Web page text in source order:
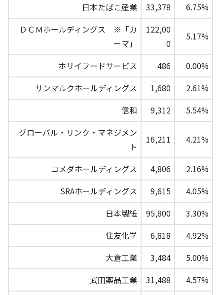
日本たばこ産業
33,378
6.75%
ＤＣＭホールディングス ※「カ
ーマ」
122,00
0
5.17%
ホリイフードサービス 486
0.00%
サンマルクホールディングス
1,680
2.61%
信和
9,312
5.54%
グローバル・リンク・マネジメン
ト
16,211 4.21%
コメダホールディングス 4,806
2.16%
SRAホールディングス
9,615
4.05%
日本製紙
95,800
3.30%
住友化学
6,818
4.92%
大倉工業
3,484
5.00%
武田薬品工業
31,488
4.57%